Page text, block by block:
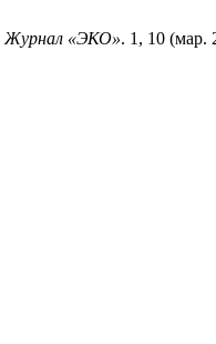
Журнал «ЭКО». 1, 10 (мар.